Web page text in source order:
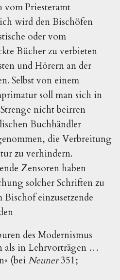
vom Priesteramt
wird den Bischöfen
oder vom
Bücher zu verbieten
und Hörern an der
Selbst von einem
soll man sich in
nicht beirren
Buchhändler
die Verbreitung
zu verhindern.
Zensoren haben
solcher Schriften zu
einzusetzende
des Modernismus
als in Lehrvorträgen …
« (beiNeuner351;